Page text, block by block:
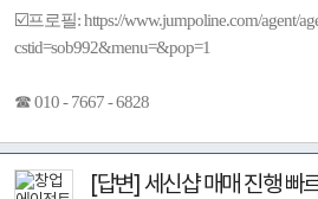
☑️프로필: https://www.jumpoline.com/agent/
cstid=sob992&menu=&pop=1
☎ 010 - 7667 - 6828
[답변] 세신샵 매매 진행 빠